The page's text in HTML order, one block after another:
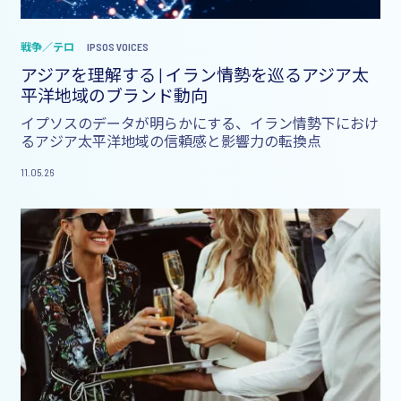
戦争／テロ IPSOS VOICES
アジアを理解する | イラン情勢を巡るアジア太
平洋地域のブランド動向
イプソスのデータが明らかにする、イラン情勢下におけ
るアジア太平洋地域の信頼感と影響力の転換点
11.05.26